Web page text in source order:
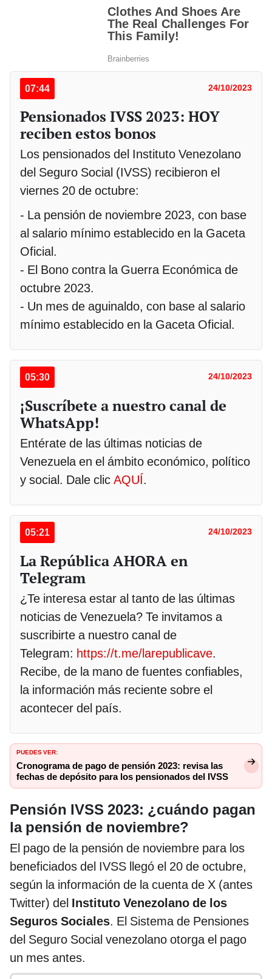
07:44 24/10/2023
Pensionados IVSS 2023: HOY
reciben estos bonos
Los pensionados del Instituto Venezolano
del Seguro Social (IVSS) recibieron el
viernes 20 de octubre:
- La pensión de noviembre 2023, con base
al salario mínimo establecido en la Gaceta
Oficial.
- El Bono contra la Guerra Económica de
octubre 2023.
- Un mes de aguinaldo, con base al salario
mínimo establecido en la Gaceta Oficial.
05:30 24/10/2023
¡Suscríbete a nuestro canal de
WhatsApp!
Entérate de las últimas noticias de
Venezuela en el ámbito económico, político
y social. Dale clic AQUÍ.
05:21 24/10/2023
La República AHORA en
Telegram
¿Te interesa estar al tanto de las últimas
noticias de Venezuela? Te invitamos a
suscribirte a nuestro canal de
Telegram: https://t.me/larepublicave.
Recibe, de la mano de fuentes confiables,
la información más reciente sobre el
acontecer del país.
PUEDES VER:
Cronograma de pago de pensión 2023: revisa las
fechas de depósito para los pensionados del IVSS
Pensión IVSS 2023: ¿cuándo pagan
la pensión de noviembre?
El pago de la pensión de noviembre para los
beneficiados del IVSS llegó el 20 de octubre,
según la información de la cuenta de X (antes
Twitter) del Instituto Venezolano de los
Seguros Sociales. El Sistema de Pensiones
del Seguro Social venezolano otorga el pago
un mes antes.